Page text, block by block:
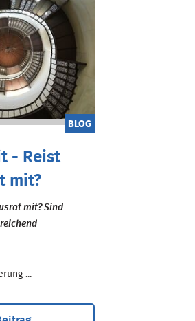
BLOG
- Reist
mit?
mit? Sind
...